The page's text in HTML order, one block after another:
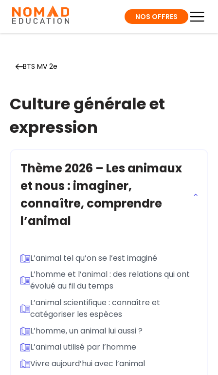
NOS OFFRES
BTS MV 2e
Culture générale et
expression
Thème 2026 – Les animaux
et nous : imaginer,
connaître, comprendre
l’animal
L’animal tel qu’on se l’est imaginé
L’homme et l’animal : des relations qui ont
évolué au fil du temps
L’animal scientifique : connaître et
catégoriser les espèces
L’homme, un animal lui aussi ?
L’animal utilisé par l’homme
Vivre aujourd’hui avec l’animal